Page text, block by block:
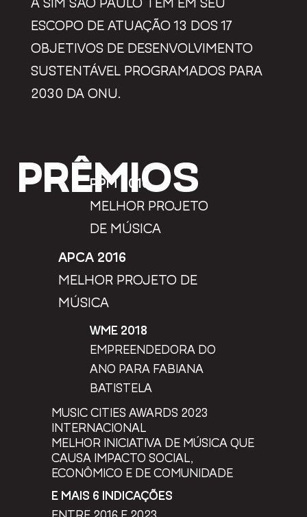
ESCOPO DE ATUAÇÃO 13 DOS 17
OBJETIVOS DE DESENVOLVIMENTO
SUSTENTÁVEL PROGRAMADOS PARA
2030 DA ONU.
PRÊMIOS
PPM 2016
MELHOR PROJETO
DE MÚSICA
APCA 2016
MELHOR PROJETO DE
MÚSICA
WME 2018
EMPREENDEDORA DO
ANO PARA FABIANA
BATISTELA
MUSIC CITIES AWARDS 2023
INTERNACIONAL
MELHOR INICIATIVA DE MÚSICA QUE
CAUSA IMPACTO SOCIAL,
ECONÔMICO E DE COMUNIDADE
E MAIS 6 INDICAÇÕES
ENTRE 2016 E 2023